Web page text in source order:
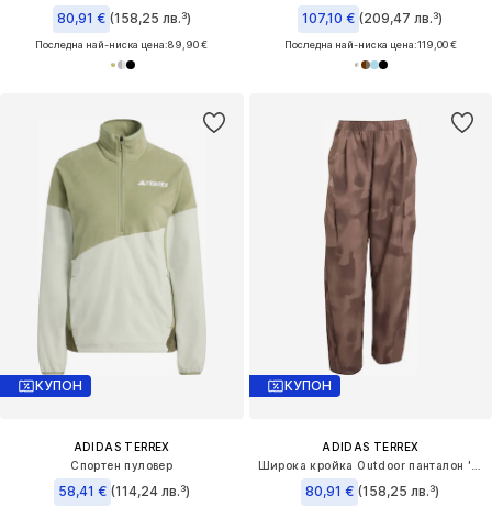
80,91 € (158,25 лв.³)
Последна най-ниска цена:89,90 €
107,10 € (209,47 лв.³)
Последна най-ниска цена:119,00 €
КУПОН
ADIDAS TERREX
Спортен пуловер
58,41 € (114,24 лв.³)
КУПОН
ADIDAS TERREX
80,91 € (158,25 лв.³)